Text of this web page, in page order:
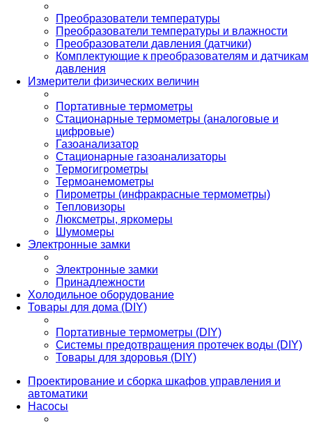
Преобразователи температуры
Преобразователи температуры и влажности
Преобразователи давления (датчики)
Комплектующие к преобразователям и датчикам
давления
Измерители физических величин
Портативные термометры
Стационарные термометры (аналоговые и
цифровые)
Газоанализатор
Стационарные газоанализаторы
Термогигрометры
Термоанемометры
Пирометры (инфракрасные термометры)
Тепловизоры
Люксметры, яркомеры
Шумомеры
Электронные замки
Электронные замки
Принадлежности
Холодильное оборудование
Товары для дома (DIY)
Портативные термометры (DIY)
Системы предотвращения протечек воды (DIY)
Товары для здоровья (DIY)
Проектирование и сборка шкафов управления и
автоматики
Насосы